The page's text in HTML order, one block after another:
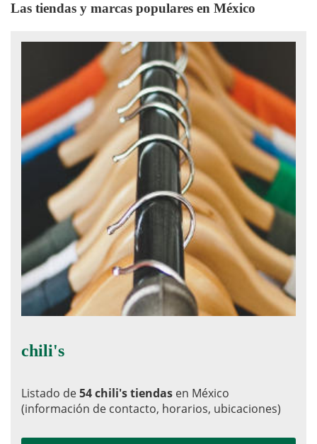
Las tiendas y marcas populares en México
chili's
Listado de54 chili's tiendas en México
(información de contacto, horarios, ubicaciones)